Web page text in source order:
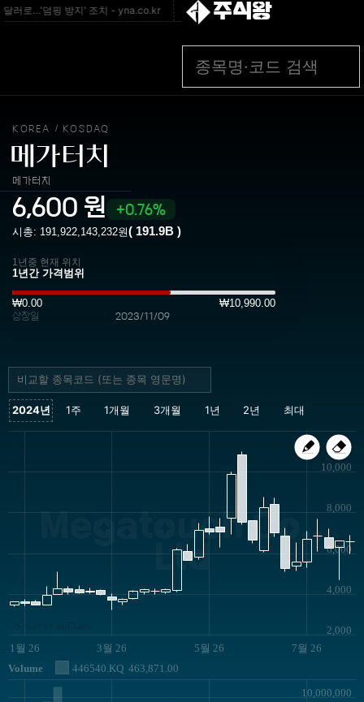
러로…'덤핑 방지' 조치 - yna.co.kr [속보]하닉 ADR 4.9% 하락…나스닥 -0.1%
주식왕
KOREA / KOSDAQ
메가터치
메가터치
6,600 원 0.76%
시총: 191,922,143,232원( 191.9B )
1년중 현재 위치
₩0.00 ₩10,990.00
상장일 2023/11/09
Megatouch Co.,
Ltd
1월 26 3월 26 5월 26 7월 26
2,000
4,000
6,000
8,000
10,000
Volume 446540.KQ 463,871.00
10,000,000